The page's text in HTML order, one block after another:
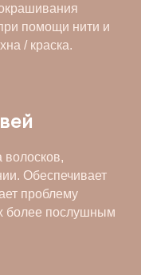
помощи нити и
/ краска.
Обеспечивает
проблему
более послушным